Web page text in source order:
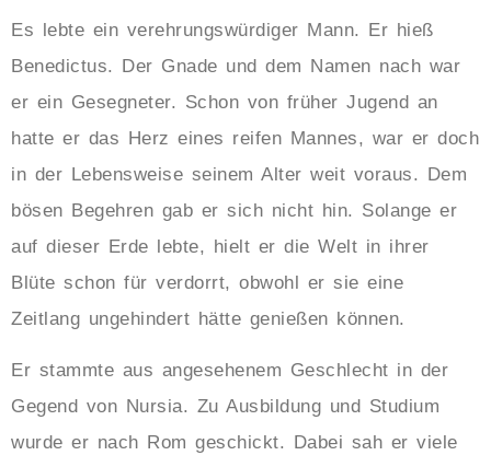
Es lebte ein verehrungswürdiger Mann. Er hieß
Benedictus. Der Gnade und dem Namen nach war
er ein Gesegneter. Schon von früher Jugend an
hatte er das Herz eines reifen Mannes, war er doch
in der Lebensweise seinem Alter weit voraus. Dem
bösen Begehren gab er sich nicht hin. Solange er
auf dieser Erde lebte, hielt er die Welt in ihrer
Blüte schon für verdorrt, obwohl er sie eine
Zeitlang ungehindert hätte genießen können.
Er stammte aus angesehenem Geschlecht in der
Gegend von Nursia. Zu Ausbildung und Studium
wurde er nach Rom geschickt. Dabei sah er viele